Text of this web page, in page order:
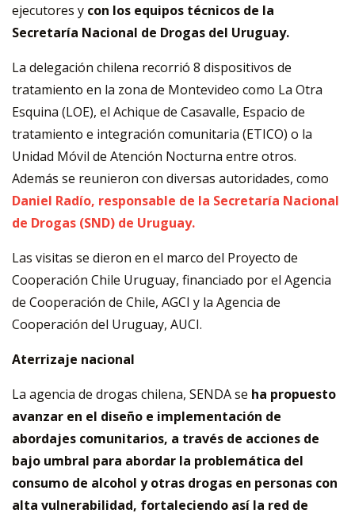
ejecutores y con los equipos técnicos de la
Secretaría Nacional de Drogas del Uruguay.
La delegación chilena recorrió 8 dispositivos de
tratamiento en la zona de Montevideo como La Otra
Esquina (LOE), el Achique de Casavalle, Espacio de
tratamiento e integración comunitaria (ETICO) o la
Unidad Móvil de Atención Nocturna entre otros.
Además se reunieron con diversas autoridades, como
Daniel Radío, responsable de la Secretaría Nacional
de Drogas (SND) de Uruguay.
Las visitas se dieron en el marco del Proyecto de
Cooperación Chile Uruguay, financiado por el Agencia
de Cooperación de Chile, AGCI y la Agencia de
Cooperación del Uruguay, AUCI.
Aterrizaje nacional
La agencia de drogas chilena, SENDA se ha propuesto
avanzar en el diseño e implementación de
abordajes comunitarios, a través de acciones de
bajo umbral para abordar la problemática del
consumo de alcohol y otras drogas en personas con
alta vulnerabilidad, fortaleciendo así la red de